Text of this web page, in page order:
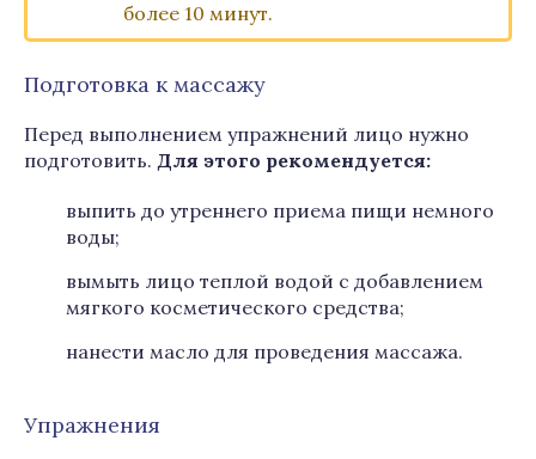
более 10 минут.
Подготовка к массажу
Перед выполнением упражнений лицо нужно
подготовить. Для этого рекомендуется:
выпить до утреннего приема пищи немного
воды;
вымыть лицо теплой водой с добавлением
мягкого косметического средства;
нанести масло для проведения массажа.
Упражнения